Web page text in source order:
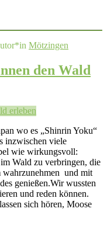
Mötzingen
den Wald
wo es „Shinrin Yoku“
inzwischen viele
wie wirkungsvoll:
Wald zu verbringen, die
wahrzunehmen und mit
genießen.Wir wussten
und reden können.
sich hören, Moose